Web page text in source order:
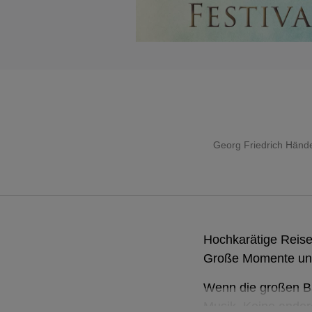
Georg Friedrich
Hochkarätige
Große Momente
Wenn die großen